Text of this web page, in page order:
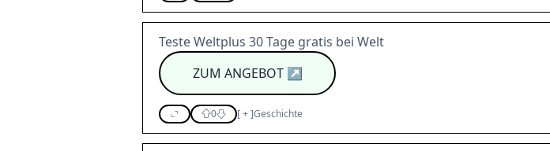
Teste Weltplus 30 Tage gratis bei Welt
ZUM ANGEBOT↗
0 [+]Geschichte